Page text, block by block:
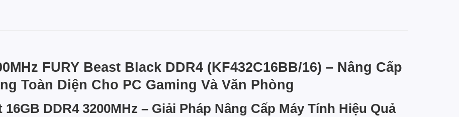
FURY Beast Black DDR4 (KF432C16BB/16) – Nâng Cấp
Toàn Diện Cho PC Gaming Và Văn Phòng
DDR4 3200MHz – Giải Pháp Nâng Cấp Máy Tính Hiệu Quả